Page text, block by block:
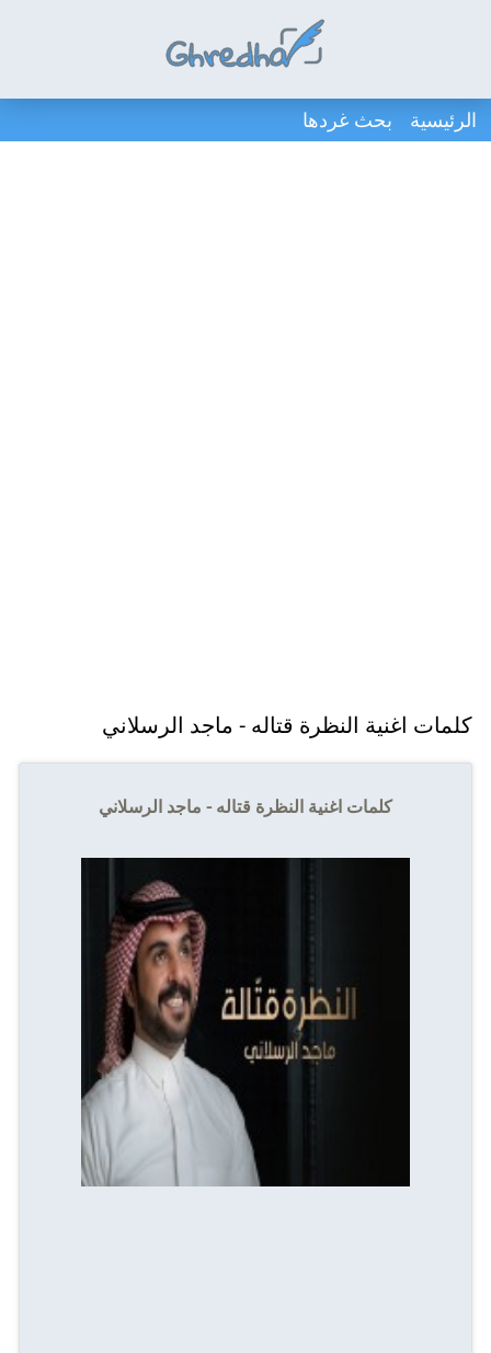
الرئيسية بحث غردها
كلمات اغنية النظرة قتاله - ماجد الرسلاني
كلمات اغنية النظرة قتاله - ماجد الرسلاني